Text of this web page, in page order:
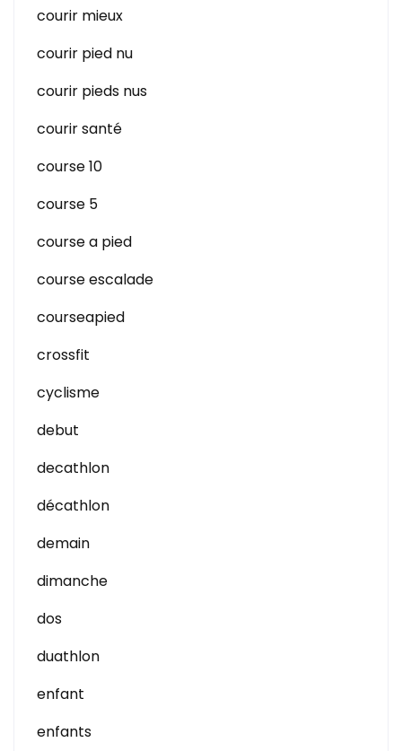
courir mieux
courir pied nu
courir pieds nus
courir santé
course 10
course 5
course a pied
course escalade
courseapied
crossfit
cyclisme
debut
decathlon
décathlon
demain
dimanche
dos
duathlon
enfant
enfants